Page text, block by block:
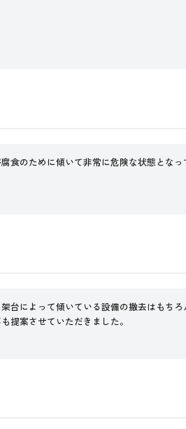
食のために傾いて非常に危険な状態とな
台によって傾いている設備の撤去はもち
提案させていただきました。